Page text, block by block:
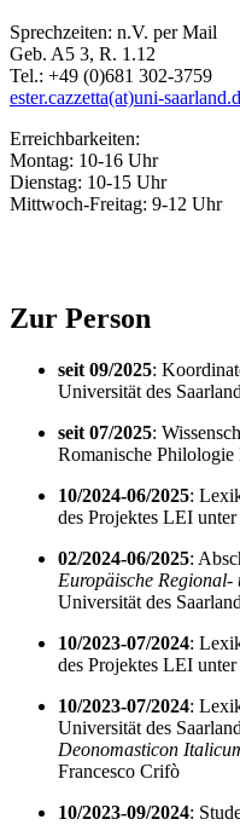
Sprechzeiten: n.V. per Mail
Geb. A5 3, R. 1.12
Tel.: +49 (0)681 302-3759
ester.cazzetta(at)uni-
Erreichbarkeiten:
Montag: 10-16 Uhr
Dienstag: 10-15 Uhr
Mittwoch-Freitag: 9-12 Uhr
Zur Person
seit 09/2025:
Universität des
seit 07/2025:
Romanische
10/2024-06/2025:
des Projektes LEI
02/2024-06/2025:
Europäische
Universität des
10/2023-07/2024:
des Projektes LEI
10/2023-07/2024:
Universität des
Deonomasticon
Francesco Crifò
10/2023-09/2024: